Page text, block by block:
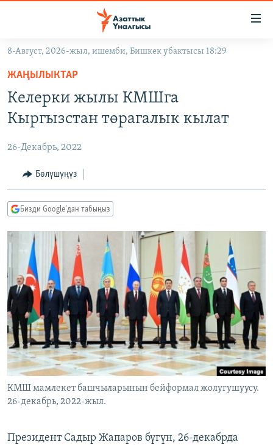
Навигацияга
өтүңүз
Издөөгө
салыңызКЫРГЫЗСТАН
ЭКОНОМИКА
МАДАНИЯТ
ДҮЙНӨ
БОРБОР АЗИЯ
УКРАИНА
АТАЙЫН ИЛИКТӨӨ
ТВ ПРОГРАММАЛАР
ЭКСПЕРТТЕР ТАЛДАЙТ
БИЗ ЖАНА ДҮЙНӨ
ДАНИСТЕ
ЭЖЕ-СИҢДИЛЕР
АЗАТТЫК+
ЫҢГАЙСЫЗ СУРООЛОР
ӨЗГӨЧӨ ПИКИР
Русский
ОНЛАЙН ШЕРИНЕ
ЭЕ/АРнун бардык сайттары
8-Август, 2026-жыл, ишемби, Бишкек убактысы 18:29
ЖАҢЫЛЫКТАР
Келерки жылы КМШга
Кыргызстан төрагалык кылат
26-Декабрь, 2022
Бөлүшүңүз
Бизди Google'дан табыңыз
КМШ мамлекет башчыларынын бейформал жолугушуусу.
26-декабрь, 2022-жыл.
Президент Садыр Жапаров бүгүн, 26-декабрда